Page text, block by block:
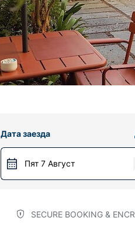
Дата заезда
Пят 7 Август
SECURE BOOKING &